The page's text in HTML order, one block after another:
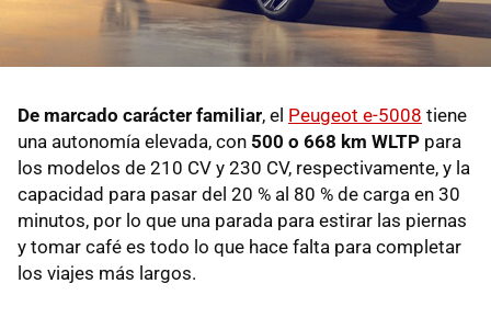
De marcado carácter familiar, el Peugeot e-5008 tiene
una autonomía elevada, con 500 o 668 km WLTP para
los modelos de 210 CV y 230 CV, respectivamente, y la
capacidad para pasar del 20 % al 80 % de carga en 30
minutos, por lo que una parada para estirar las piernas
y tomar café es todo lo que hace falta para completar
los viajes más largos.